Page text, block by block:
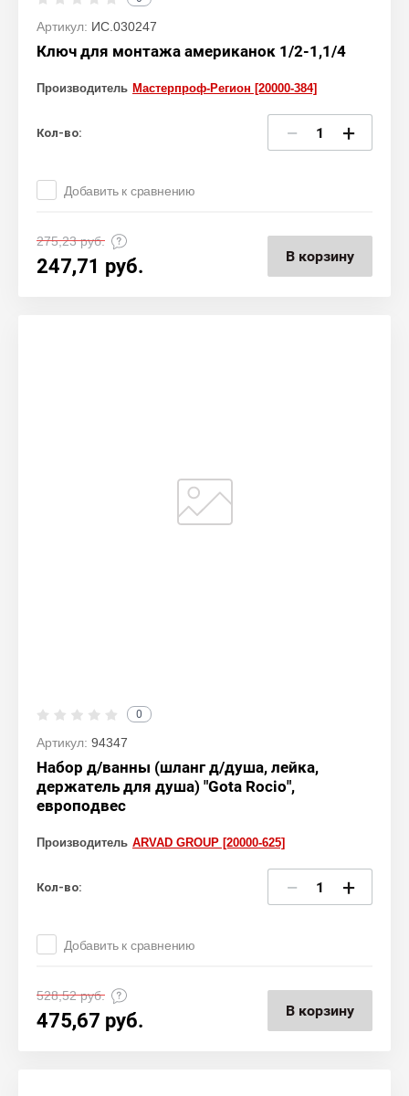
Артикул: ИС.030247
Ключ для монтажа американок 1/2-1,1/4
Производитель Мастерпроф-Регион [20000-384]
Кол-во: − +
Добавить к сравнению
275,23руб.
247,71 руб. В корзину
0
Артикул: 94347
Набор д/ванны (шланг д/душа, лейка,
держатель для душа) "Gota Rocio",
европодвес
Производитель ARVAD GROUP [20000-625]
Кол-во: − +
Добавить к сравнению
528,52руб.
475,67 руб. В корзину